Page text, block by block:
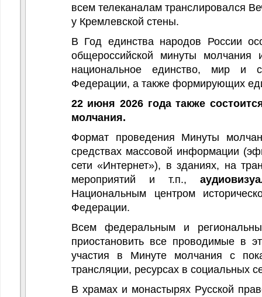
всем телеканалам транслировался
у Кремлевской стены.
В Год единства народов России
общероссийской минуты
национальное единство, мир и
Федерации, а также формирующих
22 июня 2026 года также
молчания.
Формат проведения Минуты
средствах массовой информации
сети «Интернет»), в зданиях, на
мероприятий и т.п.,
Национальным центром
Федерации.
Всем федеральным и
приостановить все проводимые в
участия в Минуте молчания с
трансляции, ресурсах в социальных
В храмах и монастырях Русской